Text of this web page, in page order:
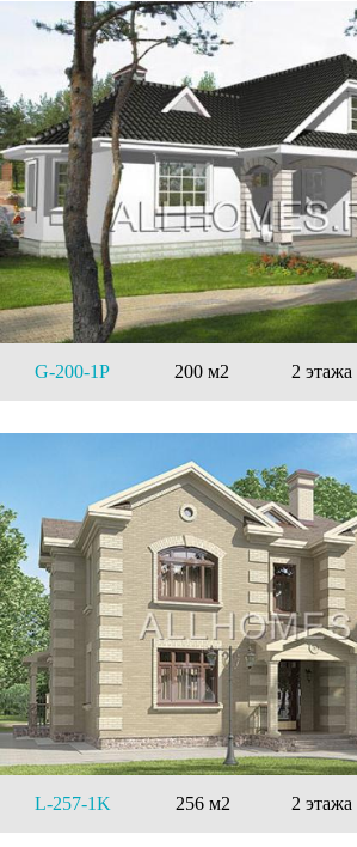
G-200-1P 200 м2 2 этажа
L-257-1K 256 м2 2 этажа